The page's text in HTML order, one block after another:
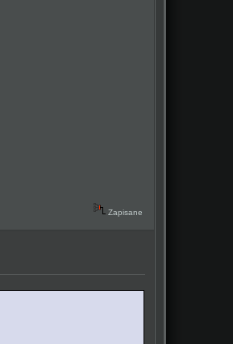
Zapisane